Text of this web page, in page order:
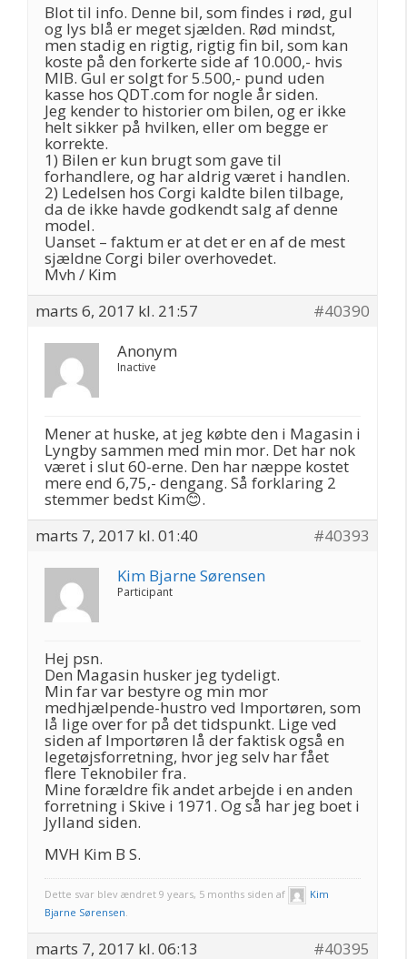
Blot til info. Denne bil, som findes i rød, gul
og lys blå er meget sjælden. Rød mindst,
men stadig en rigtig, rigtig fin bil, som kan
koste på den forkerte side af 10.000,- hvis
MIB. Gul er solgt for 5.500,- pund uden
kasse hos QDT.com for nogle år siden.
Jeg kender to historier om bilen, og er ikke
helt sikker på hvilken, eller om begge er
korrekte.
1) Bilen er kun brugt som gave til
forhandlere, og har aldrig været i handlen.
2) Ledelsen hos Corgi kaldte bilen tilbage,
da de ikke havde godkendt salg af denne
model.
Uanset – faktum er at det er en af de mest
sjældne Corgi biler overhovedet.
Mvh / Kim
marts 6, 2017 kl. 21:57
#40390
Anonym
Inactive
Mener at huske, at jeg købte den i Magasin i
Lyngby sammen med min mor. Det har nok
været i slut 60-erne. Den har næppe kostet
mere end 6,75,- dengang. Så forklaring 2
stemmer bedst Kim😊.
marts 7, 2017 kl. 01:40
#40393
Kim Bjarne Sørensen
Participant
Hej psn.
Den Magasin husker jeg tydeligt.
Min far var bestyre og min mor
medhjælpende-hustro ved Importøren, som
lå lige over for på det tidspunkt. Lige ved
siden af Importøren lå der faktisk også en
legetøjsforretning, hvor jeg selv har fået
flere Teknobiler fra.
Mine forældre fik andet arbejde i en anden
forretning i Skive i 1971. Og så har jeg boet i
Jylland siden.
MVH Kim B S.
Dette svar blev ændret 9 years, 5 months siden af
Kim
Bjarne Sørensen
marts 7, 2017 kl. 06:13 #40395